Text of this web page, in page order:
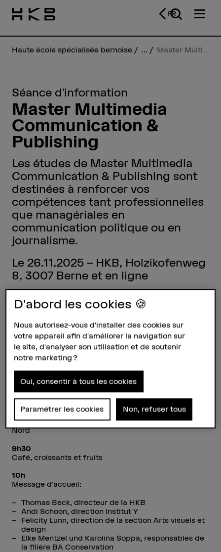
FR
Haute école spécialisée bernoise ...
Séance d'information
Master Multimedia
Communication &
Publishing
Les études de Master Multimedia
Communication & Publishing sont
destinées à renforcer vos
compétences tant professionnelles
que managériales en
communication politique ou en
journalisme.
Le 26.11.2025 – HKB, Holzikofenweg
8, 3007 Berne et en ligne
Site, études et infrastructure (en allemand)
Tour d'horizon de la domaine Arts visuels et design
(en allemand)
FAQ (en allemand)
«Multimedia Communication & Publishing»: en ligne à
18h viaZoom
Programme du matin à la Fellerstrasse 11, Bümpliz-
Nord
9h30
Café, croissants et fruits
10h
Message d’accueil:
Thomas Beck, directeur de la HKB
Andi Schoon, direction Institut Y
Felicity Lunn, direction de la section Arts visuels et
design
Elke Mentzel und Karolina Soppa, responsables de
la filière BA Conservation
D'abord les cookies 🍪
Nous autorisez-vous d'installer des cookies sur
votre appareil afin d'améliorer la navigation sur
le site, d'analyser son utilisation et de soutenir
notre marketing ?
Oui, consentir à tous les cookies
Paramétrer les cookies Non, refuser tous